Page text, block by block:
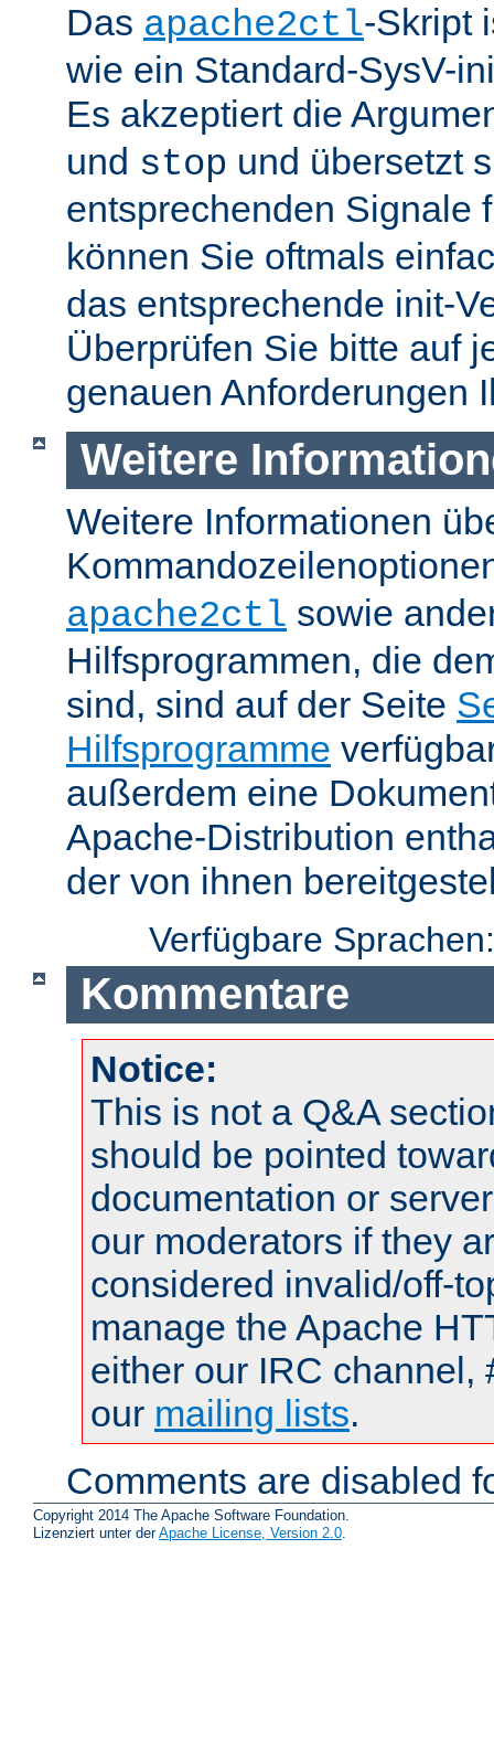
Das apache2ctl-Skript
wie ein Standard-SysV-
Es akzeptiert die
und stop und übersetzt
entsprechenden Signale
können Sie oftmals
das entsprechende init-
Überprüfen Sie bitte auf
genauen Anforderungen
Weitere
Weitere Informationen
apache2ctl sowie
Hilfsprogrammen, die
sind, sind auf der Seite
Hilfsprogramme
außerdem eine
Apache-Distribution
der von ihnen
Verfügbare
Kommentare
Notice:
This is not a Q&A
should be pointed
documentation or
our moderators if they
considered invalid/off-
manage the Apache
either our IRC channel,
our mailing lists.
Comments are disabled
Copyright 2014 The Apache Software Foundation.
Lizenziert unter derApache License, Version 2.0